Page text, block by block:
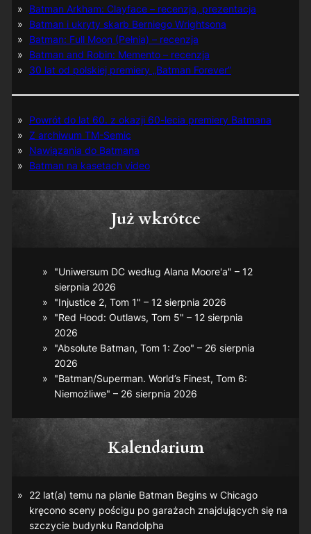
Batman Arkham: Clayface – recenzja, prezentacja
Batman i ukryty skarb Berniego Wrightsona
Batman: Full Moon (Pełnia) – recenzja
Batman and Robin: Memento – recenzja
30 lat od polskiej premiery „Batman Forever”
Powrót do lat 60. z okazji 60-lecia premiery Batmana
Z archiwum TM-Semic
Nawiązania do Batmana
Batman na kasetach video
Już wkrótce
"Uniwersum DC według Alana Moore'a" – 12
sierpnia 2026
"Injustice 2, Tom 1" – 12 sierpnia 2026
"Red Hood: Outlaws, Tom 5" – 12 sierpnia
2026
"Absolute Batman, Tom 1: Zoo" – 26 sierpnia
2026
"Batman/Superman. World’s Finest, Tom 6:
Niemożliwe" – 26 sierpnia 2026
Kalendarium
22 lat(a) temu na planie Batman Beginsw Chicago
kręcono sceny pościgu po garażach znajdujących się na
szczycie budynku Randolpha